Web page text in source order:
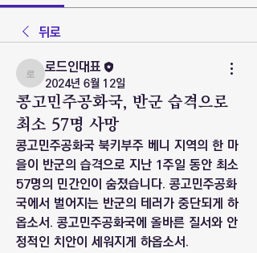
뒤로
로드인대표
로드인대표
2024년 6월 12일
콩고민주공화국, 반군 습격으로
최소 57명 사망
콩고민주공화국 북키부주 베니 지역의 한 마
을이 반군의 습격으로 지난 1주일 동안 최소
57명의 민간인이 숨졌습니다. 콩고민주공화
국에서 벌어지는 반군의 테러가 중단되게 하
옵소서. 콩고민주공화국에 올바른 질서와 안
정적인 치안이 세워지게 하옵소서.